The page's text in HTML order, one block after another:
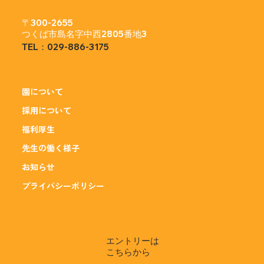
〒300-2655
つくば市島名字中西2805番地3
TEL：029-886-3175
園について
採用について
福利厚生
先生の働く様子
お知らせ
プライバシーポリシー
エントリーは
​こちらから